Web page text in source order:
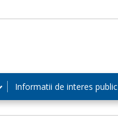
Informatii de interes public